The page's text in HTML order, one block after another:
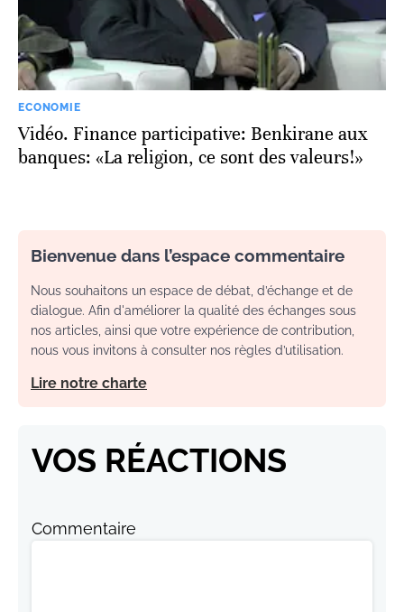
ECONOMIE
Vidéo. Finance participative: Benkirane aux
banques: «La religion, ce sont des valeurs!»
Bienvenue dans l’espace commentaire
Nous souhaitons un espace de débat, d’échange et de
dialogue. Afin d'améliorer la qualité des échanges sous
nos articles, ainsi que votre expérience de contribution,
nous vous invitons à consulter nos règles d’utilisation.
Lire notre charte
VOS RÉACTIONS
Commentaire